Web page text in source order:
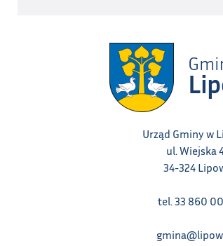
Urząd Gminy w
ul. Wiejska
34-324
tel. 33 860